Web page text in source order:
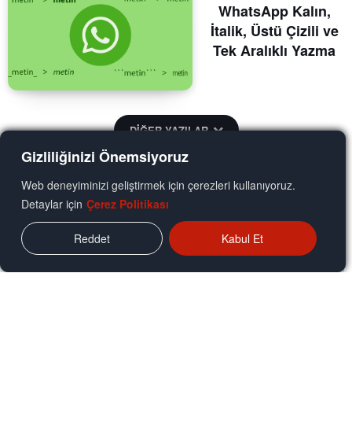
Gizliliğinizi Önemsiyoruz
Web deneyiminizi geliştirmek için çerezleri kullanıyoruz.
Detaylar için Çerez Politikası
Reddet Kabul Et
WhatsApp Kalın,
İtalik, Üstü Çizili ve
Tek Aralıklı Yazma
DİĞER YAZILAR
YORUM ALANI